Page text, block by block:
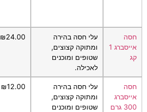
חסה
אייסברג 1
קג
עלי חסה בהירה
ומתוקה קצוצים,
שטופים ומוכנים
לאכילה.
₪24.00
חסה
אייסברג
300 גרם
עלי חסה בהירה
ומתוקה קצוצים,
שטופים ומוכנים
₪12.00